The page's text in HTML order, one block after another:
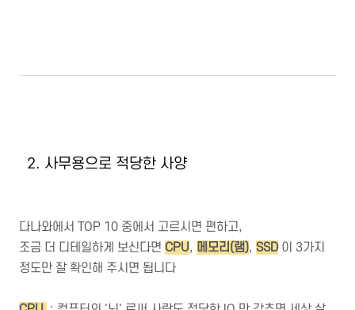
2. 사무용으로 적당한 사양
다나와에서 TOP 10 중에서 고르시면 편하고,
조금 더 디테일하게 보신다면 CPU, 메모리(램), SSD이 3가지
정도만 잘 확인해 주시면 됩니다